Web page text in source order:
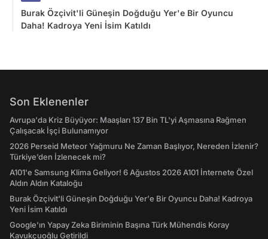
Burak Özçivit'li Güneşin Doğduğu Yer'e Bir Oyuncu
Daha! Kadroya Yeni İsim Katıldı
Son Eklenenler
Avrupa'da Kriz Büyüyor: Maaşları 137 Bin TL'yi Aşmasına Rağmen
Çalışacak İşçi Bulunamıyor
2026 Perseid Meteor Yağmuru Ne Zaman Başlıyor, Nereden İzlenir?
Türkiye’den İzlenecek mi?
A101'e Samsung Klima Geliyor! 6 Ağustos 2026 A101 İnternete Özel
Aldın Aldın Kataloğu
Burak Özçivit'li Güneşin Doğduğu Yer'e Bir Oyuncu Daha! Kadroya
Yeni İsim Katıldı
Google'ın Yapay Zeka Biriminin Başına Türk Mühendis Koray
Kavukçuoğlu Getirildi